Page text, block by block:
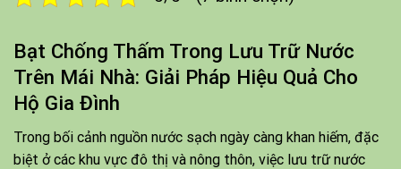
Bạt Chống Thấm Trong Lưu Trữ Nước
Trên Mái Nhà: Giải Pháp Hiệu Quả Cho
Hộ Gia Đình
Trong bối cảnh nguồn nước sạch ngày càng khan hiếm, đặc
biệt ở các khu vực đô thị và nông thôn, việc lưu trữ nước